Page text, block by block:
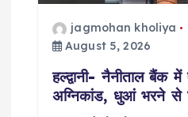
jagmohan kholiya
August 5, 2026
हल्द्वानी- नैनीताल बैंक
अग्निकांड, धुआं भरने से